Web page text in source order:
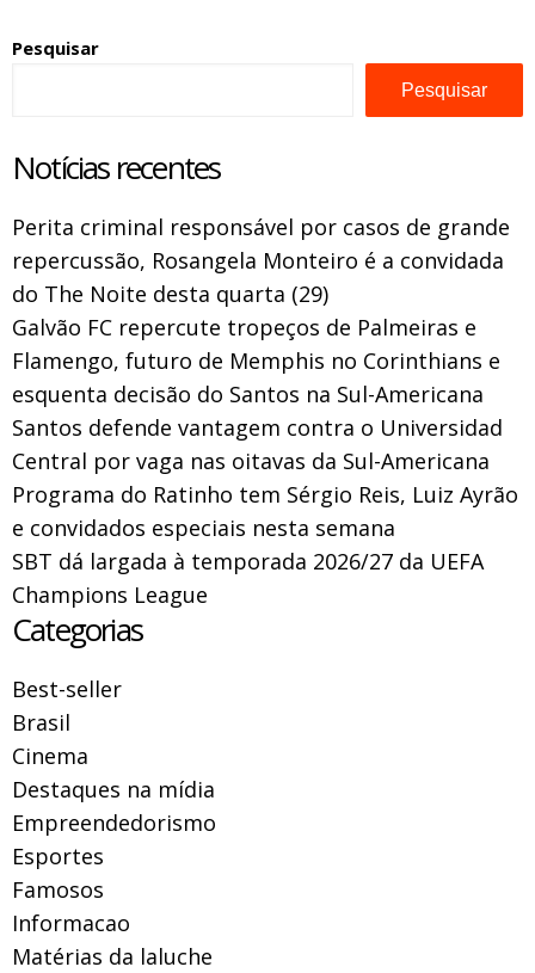
Pesquisar
Pesquisar
Notícias recentes
Perita criminal responsável por casos de grande
repercussão, Rosangela Monteiro é a convidada
do The Noite desta quarta (29)
Galvão FC repercute tropeços de Palmeiras e
Flamengo, futuro de Memphis no Corinthians e
esquenta decisão do Santos na Sul-Americana
Santos defende vantagem contra o Universidad
Central por vaga nas oitavas da Sul-Americana
Programa do Ratinho tem Sérgio Reis, Luiz Ayrão
e convidados especiais nesta semana
SBT dá largada à temporada 2026/27 da UEFA
Champions League
Categorias
Best-seller
Brasil
Cinema
Destaques na mídia
Empreendedorismo
Esportes
Famosos
Informacao
Matérias da laluche